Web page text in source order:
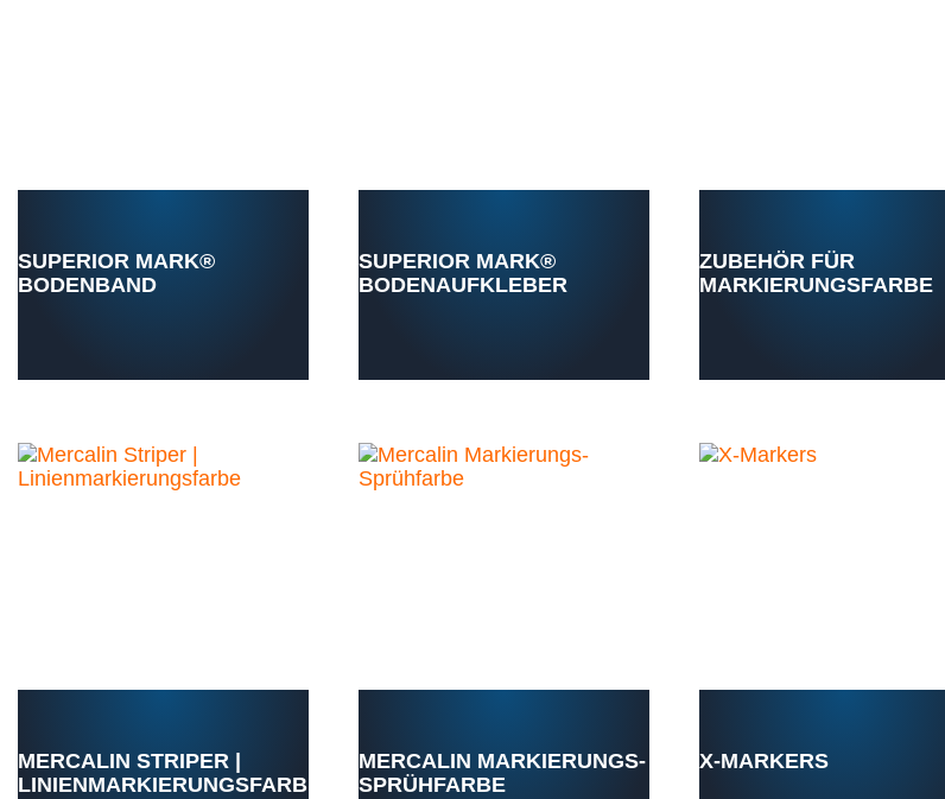
SUPERIOR MARK®
BODENBAND
SUPERIOR MARK®
BODENAUFKLEBER
ZUBEHÖR FÜR
MARKIERUNGSFARBE
MERCALIN STRIPER |
LINIENMARKIERUNGSFARBE
MERCALIN MARKIERUNGS-
SPRÜHFARBE
X-MARKERS